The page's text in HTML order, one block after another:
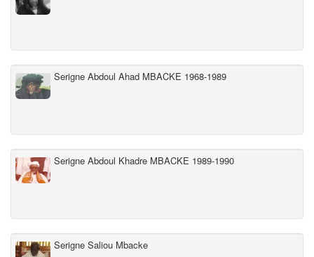
Serigne Abdoul Ahad MBACKE 1968-1989
Serigne Abdoul Khadre MBACKE 1989-1990
Serigne Saliou Mbacke